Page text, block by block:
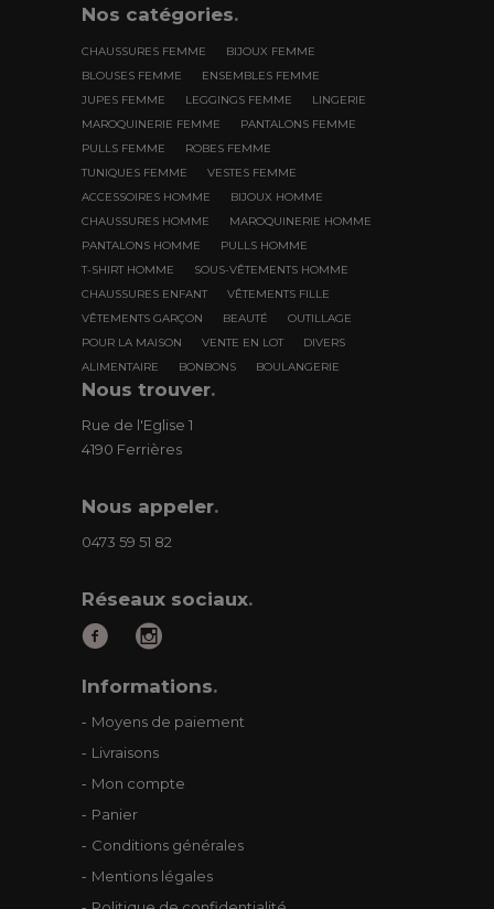
Nos catégories.
CHAUSSURES FEMME
BIJOUX FEMME
BLOUSES FEMME
ENSEMBLES FEMME
JUPES FEMME
LEGGINGS FEMME
LINGERIE
MAROQUINERIE FEMME
PANTALONS FEMME
PULLS FEMME
ROBES FEMME
TUNIQUES FEMME
VESTES FEMME
ACCESSOIRES HOMME
BIJOUX HOMME
CHAUSSURES HOMME
MAROQUINERIE HOMME
PANTALONS HOMME
PULLS HOMME
T-SHIRT HOMME
SOUS-VÊTEMENTS HOMME
CHAUSSURES ENFANT
VÊTEMENTS FILLE
VÊTEMENTS GARÇON
BEAUTÉ
OUTILLAGE
POUR LA MAISON
VENTE EN LOT
DIVERS
ALIMENTAIRE
BONBONS BOULANGERIE
Nous trouver.
Rue de l'Eglise 1
4190 Ferrières
Nous appeler.
0473 59 51 82
Réseaux sociaux.
Informations.
Moyens de paiement
Livraisons
Mon compte
Panier
Conditions générales
Mentions légales